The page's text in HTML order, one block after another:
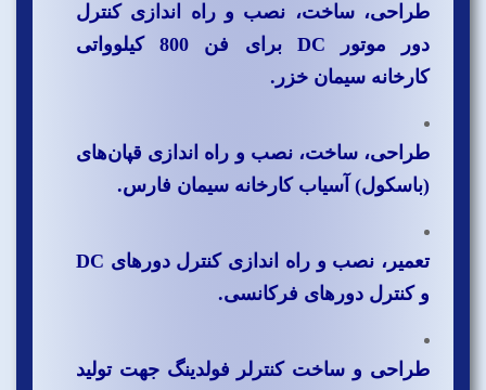
طراحی، ساخت، نصب و راه اندازی کنترل
دور موتور DC برای فن 800 کیلوواتی
کارخانه سیمان خزر.
طراحی، ساخت، نصب و راه اندازی قپان‌های
(باسکول) آسیاب کارخانه سیمان فارس.
تعمیر، نصب و راه اندازی کنترل دورهای DC
و کنترل دورهای فرکانسی.
طراحی و ساخت کنترلر فولدینگ جهت تولید